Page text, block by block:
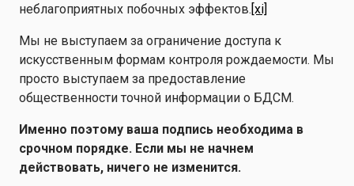
неблагоприятных побочных эффектов.[xi]
Мы не выступаем за ограничение доступа к
искусственным формам контроля рождаемости. Мы
просто выступаем за предоставление
общественности точной информации о БДСМ.
Именно поэтому ваша подпись необходима в
срочном порядке. Если мы не начнем
действовать, ничего не изменится.